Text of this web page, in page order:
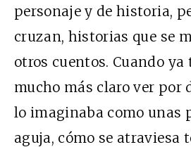
personaje y de historia,
cruzan, historias que se
otros cuentos. Cuando ya
mucho más claro ver por
lo imaginaba como unas
aguja, cómo se atraviesa